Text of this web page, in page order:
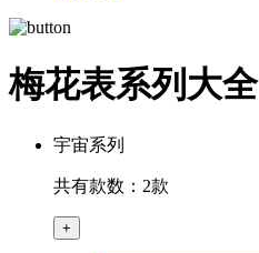
梅花表系列大全
宇宙系列
共有款数：2款
+